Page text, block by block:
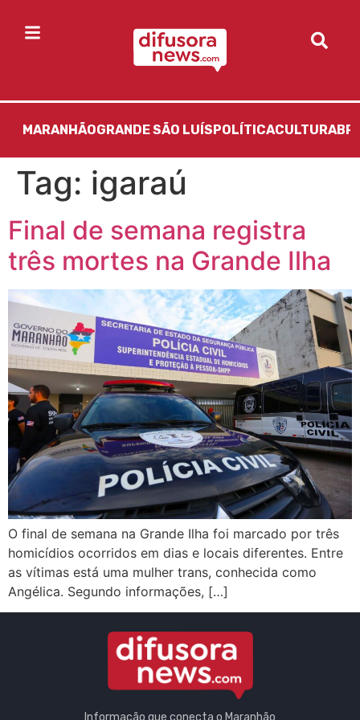
MARANHÃOGRANDE SÃO LUÍS POLÍTICACULTURA
Tag: igaraú
Final de semana registra
três mortes na Grande Ilha
O final de semana na Grande Ilha foi marcado por três
homicídios ocorridos em dias e locais diferentes. Entre
as vítimas está uma mulher trans, conhecida como
Angélica. Segundo informações, […]
Informação que conecta o Maranhão